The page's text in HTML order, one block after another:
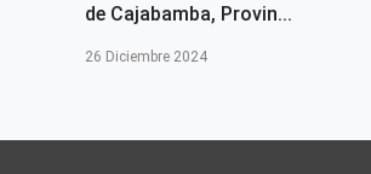
de Cajabamba, Provin...
26 Diciembre 2024